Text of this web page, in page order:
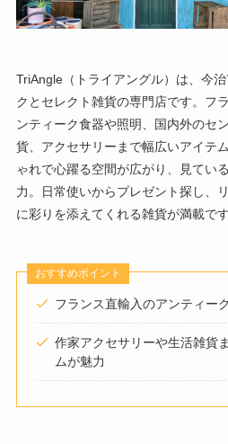
TriAngle（トライアングル）は、今
クとセレクト雑貨の専門店です。フ
ンティーク食器や照明、国内外のセ
貨、アクセサリーまで幅広いアイテ
ゃれで心躍る空間が広がり、見てい
力。日常使いからプレゼント探し、
に彩りを添えてくれる雑貨が満載です
おすすめポイント
フランス直輸入のアンティー
作家アクセサリーや生活雑貨
ムが魅力